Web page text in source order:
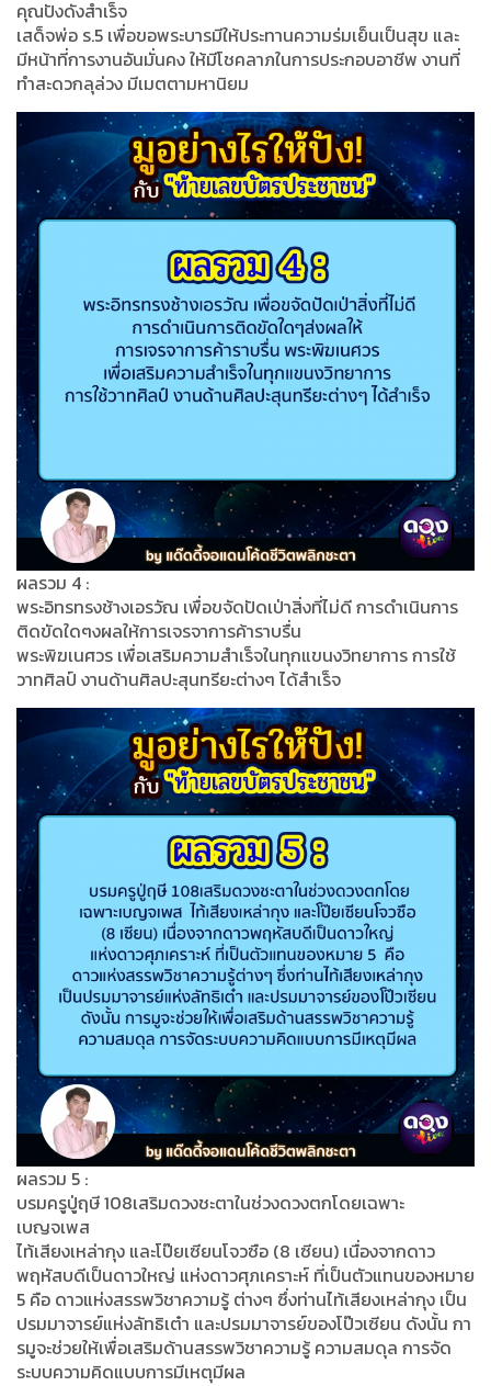
คุณปังดังสำเร็จ
เสด็จพ่อ ร.5 เพื่อขอพระบารมีให้ประทานความร่มเย็นเป็นสุข และ
มีหน้าที่การงานอันมั่นคง ให้มีโชคลาภในการประกอบอาชีพ งานที่
ทำสะดวกลุล่วง มีเมตตามหานิยม
ผลรวม 4 :
พระอิทรทรงช้างเอรวัณ เพื่อขจัดปัดเป่าสิ่งที่ไม่ดี การดำเนินการ
ติดขัดใดๆงผลให้การเจรจาการค้าราบรื่น
พระพิฆเนศวร เพื่อเสริมความสำเร็จในทุกแขนงวิทยาการ การใช้
วาทศิลป์ งานด้านศิลปะสุนทรียะต่างๆ ได้สำเร็จ
ผลรวม 5 :
บรมครูปู่ฤษี 108เสริมดวงชะตาในช่วงดวงตกโดยเฉพาะ
เบญจเพส
ไท้เสียงเหล่ากุง และโป๊ยเซียนโจวซือ (8 เซียน) เนื่องจากดาว
พฤหัสบดีเป็นดาวใหญ่ แห่งดาวศุภเคราะห์ ที่เป็นตัวแทนของหมาย
5 คือ ดาวแห่งสรรพวิชาความรู้ ต่างๆ ซึ่งท่านไท้เสียงเหล่ากุง เป็น
ปรมมาจารย์แห่งลัทธิเต๋า และปรมมาจารย์ของโป๊วเซียน ดังนั้น กา
รมูจะช่วยให้เพื่อเสริมด้านสรรพวิชาความรู้ ความสมดุล การจัด
ระบบความคิดแบบการมีเหตุมีผล